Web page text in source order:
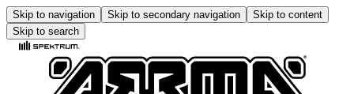
Skip to navigation Skip to secondary navigation
Skip to content
Skip to search